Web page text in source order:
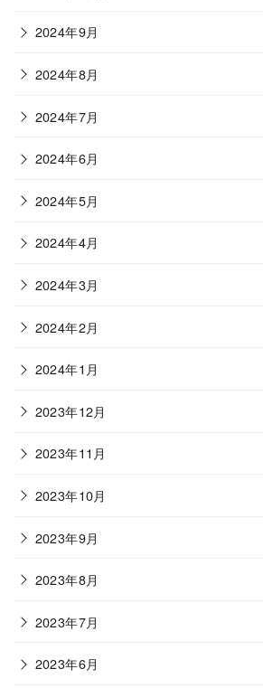
2024年9月
2024年8月
2024年7月
2024年6月
2024年5月
2024年4月
2024年3月
2024年2月
2024年1月
2023年12月
2023年11月
2023年10月
2023年9月
2023年8月
2023年7月
2023年6月